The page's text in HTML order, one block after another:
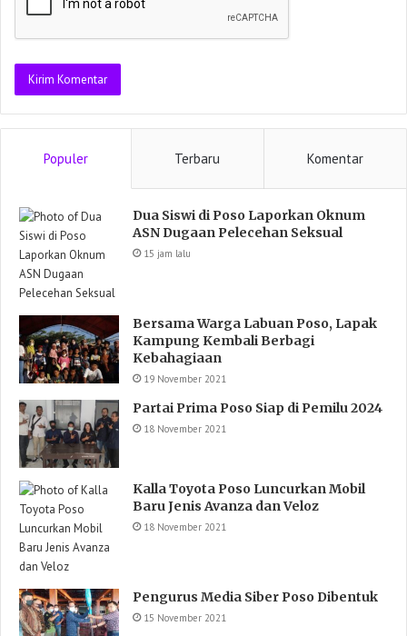
Populer Terbaru Komentar
Dua Siswi di Poso Laporkan Oknum
ASN Dugaan Pelecehan Seksual
15 jam lalu
Bersama Warga Labuan Poso, Lapak
Kampung Kembali Berbagi
Kebahagiaan
19 November 2021
Partai Prima Poso Siap di Pemilu 2024
18 November 2021
Kalla Toyota Poso Luncurkan Mobil
Baru Jenis Avanza dan Veloz
18 November 2021
Pengurus Media Siber Poso Dibentuk
15 November 2021